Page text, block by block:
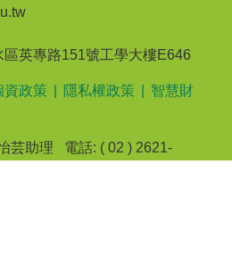
英專路151號工學大樓E646
資政策 隱私權政策
智慧財
芸助理 電話: ( 02 ) 2621-